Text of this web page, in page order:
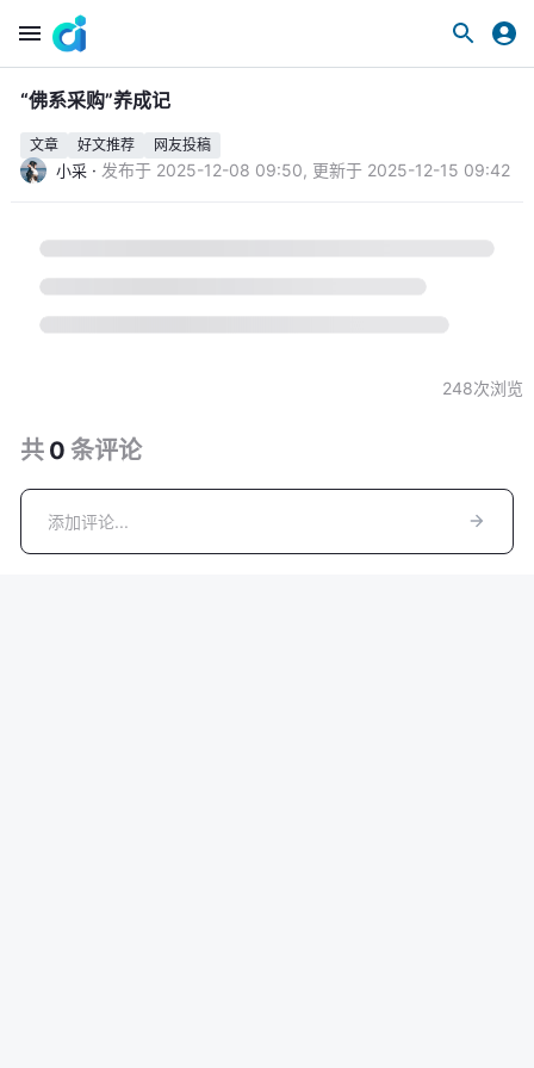
“佛系采购”养成记
文章 好文推荐 网友投稿
小采 · 发布于 2025-12-08 09:50, 更新于 2025-12-15 09:42
248次浏览
共 0 条评论